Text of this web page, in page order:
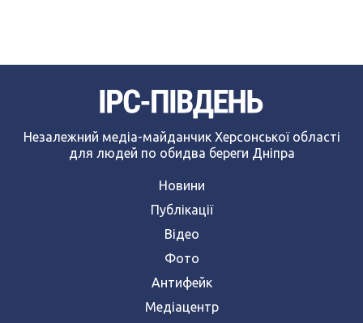
Незалежний медіа-майданчик Херсонської області
для людей по обидва береги Дніпра
Новини
Публікації
Відео
Фото
Антифейк
Медіацентр